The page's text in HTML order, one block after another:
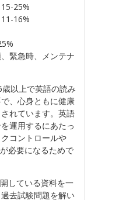
25%
16%
緊急時、メンテナ
以上で英語の読み
、心身ともに健康
れています。英語
運用するにあたっ
コントロールや
必要になるためで
している資料を一
去試験問題を解い